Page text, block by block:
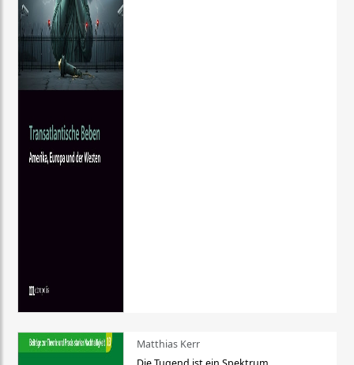
Matthias Kerr